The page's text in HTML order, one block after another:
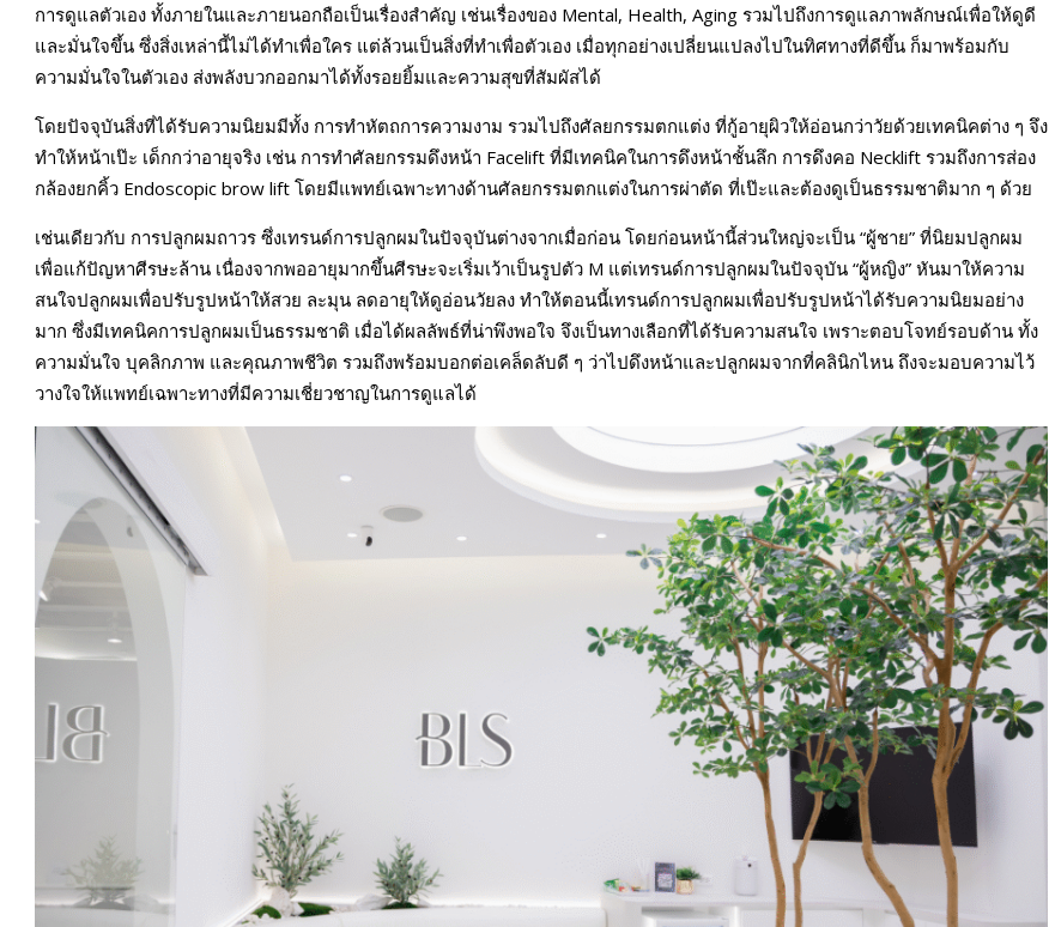
การดูแลตัวเอง ทั้งภายในและภายนอกถือเป็นเรื่องสำคัญ เช่นเรื่องของ Mental, Health, Aging รวมไปถึงการดูแลภาพลักษณ์เพื่อให้ดูดี
และมั่นใจขึ้น ซึ่งสิ่งเหล่านี้ไม่ได้ทำเพื่อใคร แต่ล้วนเป็นสิ่งที่ทำเพื่อตัวเอง เมื่อทุกอย่างเปลี่ยนแปลงไปในทิศทางที่ดีขึ้น ก็มาพร้อมกับ
ความมั่นใจในตัวเอง ส่งพลังบวกออกมาได้ทั้งรอยยิ้มและความสุขที่สัมผัสได้
โดยปัจจุบันสิ่งที่ได้รับความนิยมมีทั้ง การทำหัตถการความงาม รวมไปถึงศัลยกรรมตกแต่ง ที่กู้อายุผิวให้อ่อนกว่าวัยด้วยเทคนิคต่าง ๆ จึง
ทำให้หน้าเป๊ะ เด็กกว่าอายุจริง เช่น การทำศัลยกรรมดึงหน้า Facelift ที่มีเทคนิคในการดึงหน้าชั้นลึก การดึงคอ Necklift รวมถึงการส่อง
กล้องยกคิ้ว Endoscopic brow lift โดยมีแพทย์เฉพาะทางด้านศัลยกรรมตกแต่งในการผ่าตัด ที่เป๊ะและต้องดูเป็นธรรมชาติมาก ๆ ด้วย
เช่นเดียวกับ การปลูกผมถาวร ซึ่งเทรนด์การปลูกผมในปัจจุบันต่างจากเมื่อก่อน โดยก่อนหน้านี้ส่วนใหญ่จะเป็น “ผู้ชาย” ที่นิยมปลูกผม
เพื่อแก้ปัญหาศีรษะล้าน เนื่องจากพออายุมากขึ้นศีรษะจะเริ่มเว้าเป็นรูปตัว M แต่เทรนด์การปลูกผมในปัจจุบัน “ผู้หญิง” หันมาให้ความ
สนใจปลูกผมเพื่อปรับรูปหน้าให้สวย ละมุน ลดอายุให้ดูอ่อนวัยลง ทำให้ตอนนี้เทรนด์การปลูกผมเพื่อปรับรูปหน้าได้รับความนิยมอย่าง
มาก ซึ่งมีเทคนิคการปลูกผมเป็นธรรมชาติ เมื่อได้ผลลัพธ์ที่น่าพึงพอใจ จึงเป็นทางเลือกที่ได้รับความสนใจ เพราะตอบโจทย์รอบด้าน ทั้ง
ความมั่นใจ บุคลิกภาพ และคุณภาพชีวิต รวมถึงพร้อมบอกต่อเคล็ดลับดี ๆ ว่าไปดึงหน้าและปลูกผมจากที่คลินิกไหน ถึงจะมอบความไว้
วางใจให้แพทย์เฉพาะทางที่มีความเชี่ยวชาญในการดูแลได้